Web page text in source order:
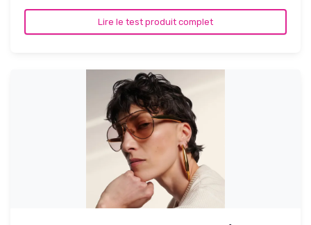
Lire le test produit complet